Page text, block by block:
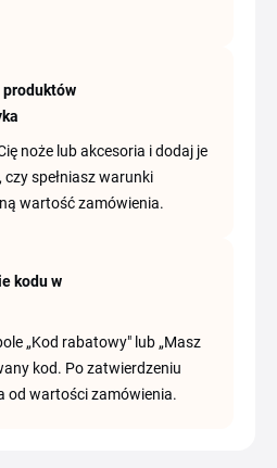
produktów
noże lub akcesoria i dodaj je
spełniasz warunki
wartość zamówienia.
kodu w
„Kod rabatowy" lub „Masz
kod. Po zatwierdzeniu
od wartości zamówienia.